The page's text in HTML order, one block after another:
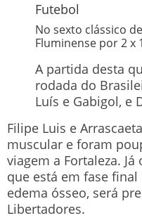
Futebol
No sexto clássico
Fluminense por 2 x 1
A partida desta
rodada do
Luís e Gabigol, e
Filipe Luis e
muscular e foram
viagem a Fortaleza.
que está em fase
edema ósseo, será
Libertadores.